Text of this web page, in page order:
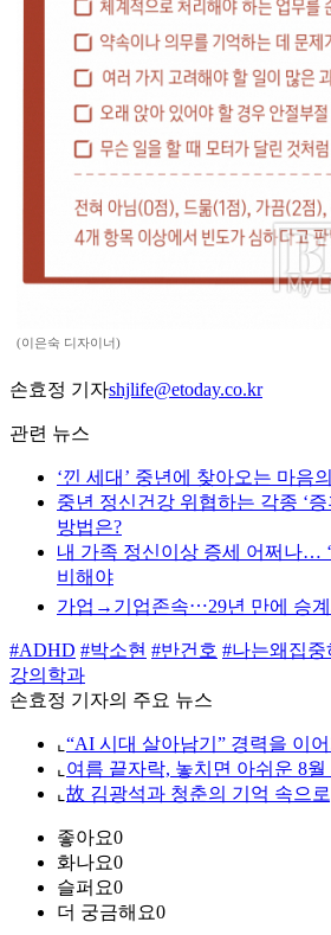
(이은숙 디자이너)
손효정 기자shjlife@etoday.co.kr
관련 뉴스
‘낀 세대’ 중년에 찾아오는 마음
중년 정신건강 위협하는 각종 ‘
방법은?
내 가족 정신이상 증세 어쩌나…
비해야
가업→기업존속⋯29년 만에 승계
#ADHD #박소현 #반건호 #나는왜집
강의학과
손효정 기자의 주요 뉴스
⌞ “AI 시대 살아남기” 경력을 이
⌞ 여름 끝자락, 놓치면 아쉬운 8월
⌞ 故 김광석과 청춘의 기억 속으로
좋아요0
화나요0
슬퍼요0
더 궁금해요0